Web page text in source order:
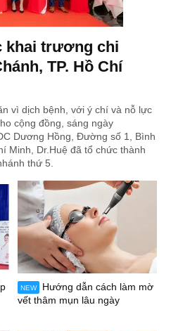
khai trương chi
TP. Hồ Chí
vì dịch bệnh, với ý chí và nỗ lực
cộng đồng, sáng ngày
Dương Hồng, Đường số 1, Bình
Minh, Dr.Huệ đã tổ chức thành
thứ 5.
NEW
Hướng dẫn cách làm mờ
vết thâm mụn lâu ngày